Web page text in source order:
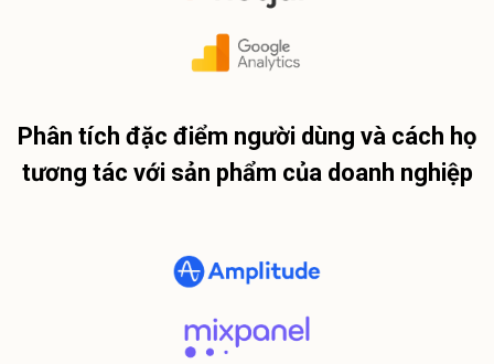
Phân tích đặc điểm người dùng và cách họ
tương tác với sản phẩm của doanh nghiệp